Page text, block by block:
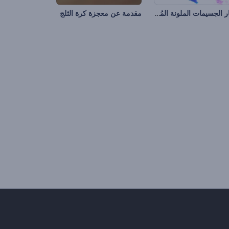
شعار الجسيمات الملونة المُلهم مقدمة عن معجزة كرة الثلج